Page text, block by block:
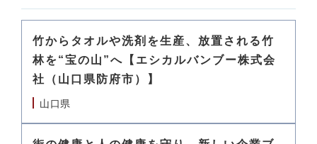
竹からタオルや洗剤を生産、放置される竹
林を“宝の山”へ【エシカルバンブー株式会
社（山口県防府市）】
山口県